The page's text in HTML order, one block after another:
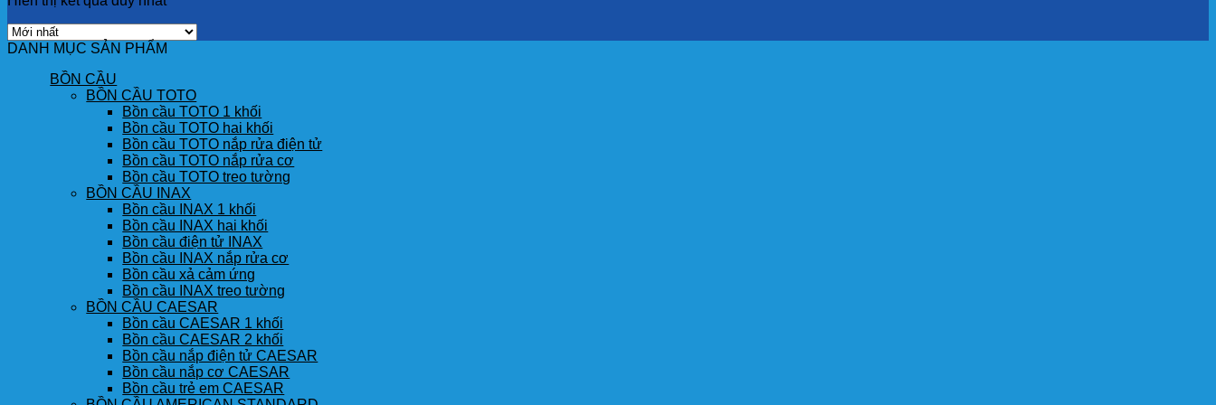
DANH MỤC SẢN PHẨM
BỒN CẦU
BỒN CẦU TOTO
Bồn cầu TOTO 1 khối
Bồn cầu TOTO hai khối
Bồn cầu TOTO nắp rửa điện tử
Bồn cầu TOTO nắp rửa cơ
Bồn cầu TOTO treo tường
BỒN CẦU INAX
Bồn cầu INAX 1 khối
Bồn cầu INAX hai khối
Bồn cầu điện tử INAX
Bồn cầu INAX nắp rửa cơ
Bồn cầu xả cảm ứng
Bồn cầu INAX treo tường
BỒN CẦU CAESAR
Bồn cầu CAESAR 1 khối
Bồn cầu CAESAR 2 khối
Bồn cầu nắp điện tử CAESAR
Bồn cầu nắp cơ CAESAR
Bồn cầu trẻ em CAESAR